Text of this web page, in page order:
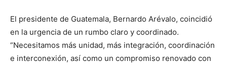
El presidente de Guatemala, Bernardo Arévalo, coincidió
en la urgencia de un rumbo claro y coordinado.
“Necesitamos más unidad, más integración, coordinación
e interconexión, así como un compromiso renovado con